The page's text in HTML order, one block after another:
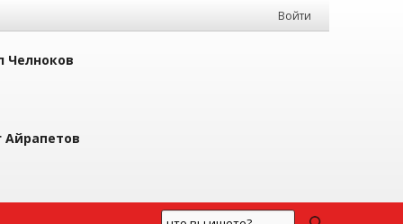
Войти
Челноков
Айрапетов